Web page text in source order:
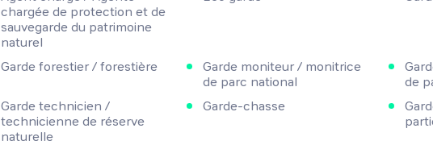
chargée de protection et de
sauvegarde du patrimoine
naturel
Garde forestier / forestière
Garde moniteur / monitrice
de parc national
de
Garde technicien /
technicienne de réserve
naturelle
Garde-chasse